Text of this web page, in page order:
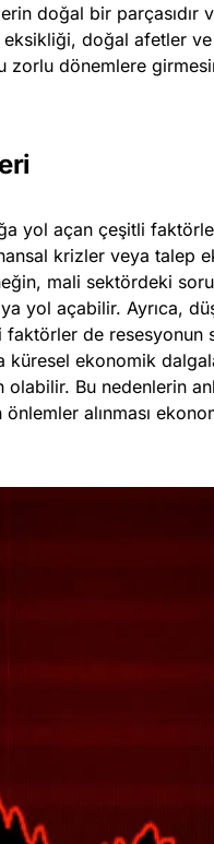
doğal bir parçasıdır
doğal afetler ve
zorlu dönemlere
yol açan çeşitli
krizler veya talep
mali sektördeki
yol açabilir. Ayrıca,
faktörler de resesyonun
ekonomik
Bu nedenlerin
alınması